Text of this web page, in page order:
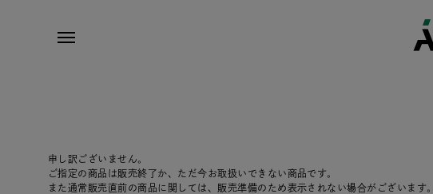
申し訳ございません。
ご指定の商品は販売終了か、ただ今お取扱いできない商品です。
また通常販売直前の商品に関しては、販売準備のため表示されない場合がございます。